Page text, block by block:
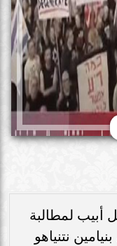
لمطالبة
نتنياهو